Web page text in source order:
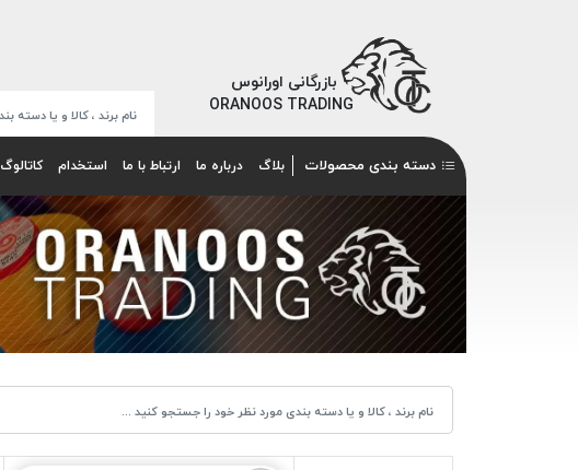
بازرگانی اورانوس
ORANOOS TRADING
دسته بندی محصولات بلاگ درباره ما ارتباط با ما استخدام کاتالوگ